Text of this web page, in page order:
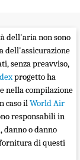
dell'aria non sono
dell'assicurazione
senza preavviso,
progetto ha
nella compilazione
caso ilWorld Air
responsabili in
o danno
di questi